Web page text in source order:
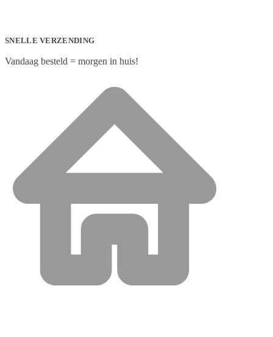
SNELLE VERZENDING
Vandaag besteld = morgen in huis!